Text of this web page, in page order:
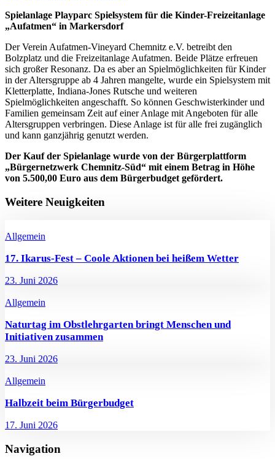
Spielanlage Playparc Spielsystem für die Kinder-Freizeitanlage
„Aufatmen“ in Markersdorf
Der Verein Aufatmen-Vineyard Chemnitz e.V. betreibt den
Bolzplatz und die Freizeitanlage Aufatmen. Beide Plätze erfreuen
sich großer Resonanz. Da es aber an Spielmöglichkeiten für Kinder
in der Altersgruppe ab 4 Jahren mangelte, wurde ein Spielsystem mit
Kletterplatte, Indiana-Jones Rutsche und weiteren
Spielmöglichkeiten angeschafft. So können Geschwisterkinder und
Familien gemeinsam Zeit auf einer Anlage mit Angeboten für alle
Altersgruppen verbringen. Diese Anlage ist für alle frei zugänglich
und kann ganzjährig genutzt werden.
Der Kauf der Spielanlage wurde von der Bürgerplattform
„Bürgernetzwerk Chemnitz-Süd“ mit einem Betrag in Höhe
von 5.500,00 Euro aus dem Bürgerbudget gefördert.
Weitere Neuigkeiten
Allgemein
17. Ikarus-Fest – Coole Aktionen bei heißem Wetter
23. Juni 2026
Allgemein
Naturtag im Obstlehrgarten bringt Menschen und
Initiativen zusammen
23. Juni 2026
Allgemein
Halbzeit beim Bürgerbudget
17. Juni 2026
Navigation